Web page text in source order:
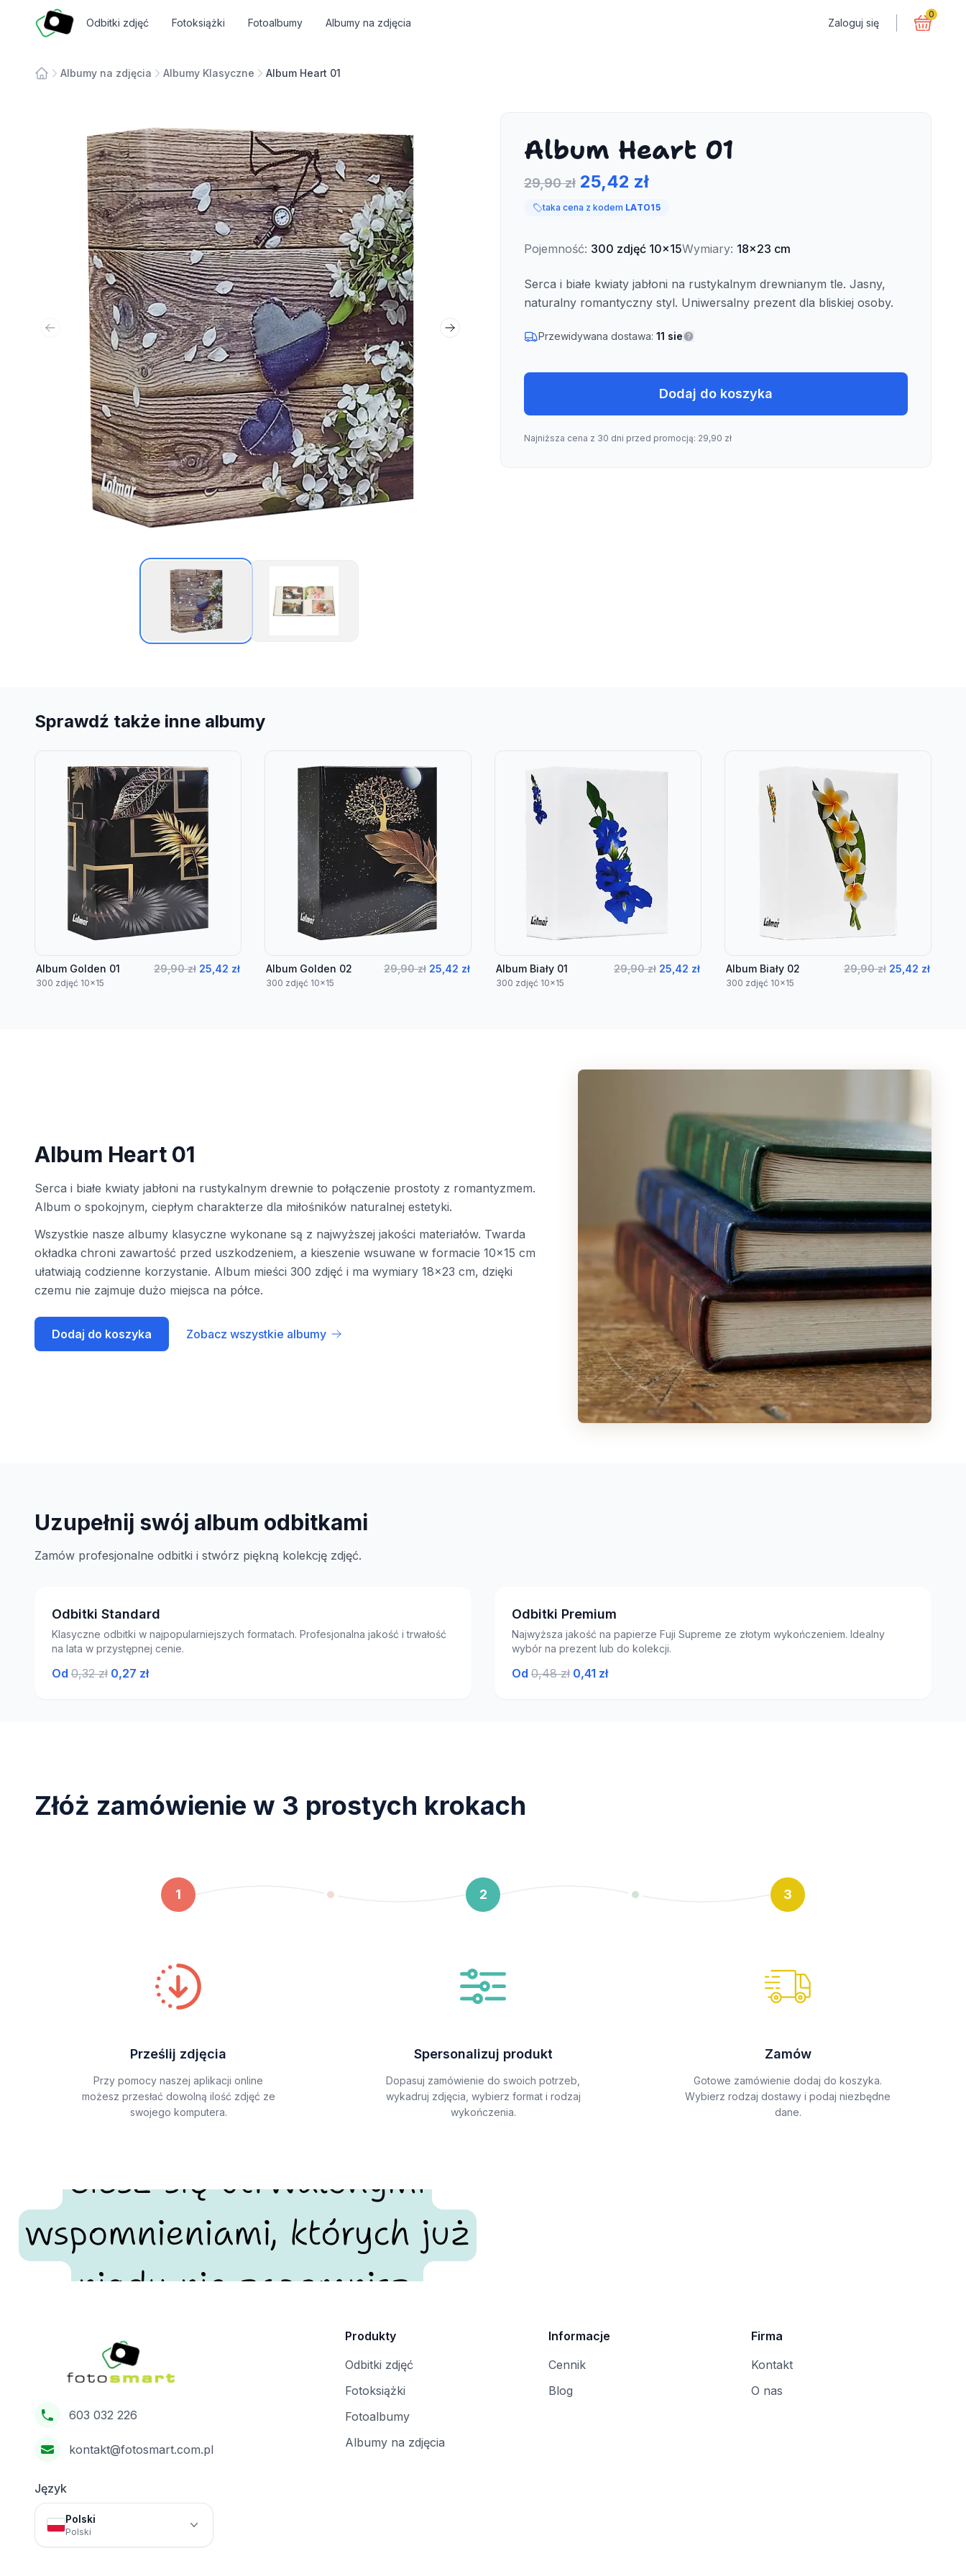
Fotosmart
Odbitki zdjęć Fotoksiążki Fotoalbumy Albumy na zdjęcia Zaloguj się
0
Albumy na zdjęcia Albumy Klasyczne Album Heart 01
Poprzedni slajd Następny slajd
Miniatura zdjęcia Album Heart 01Miniatura zdjęcia Album Heart 01
Album Heart 01
29,90 zł 25,42 zł
taka cena z kodem LATO15
Pojemność: 300 zdjęć 10x15Wymiary: 18x23 cm
Serca i białe kwiaty jabłoni na rustykalnym drewnianym tle. Jasny,
naturalny romantyczny styl. Uniwersalny prezent dla bliskiej osoby.
Przewidywana dostawa: 11 sie
Dodaj do koszyka
Najniższa cena z 30 dni przed promocją: 29,90 zł
Sprawdź także inne albumy
Album Golden 01 29,90 zł 25,42 zł
300 zdjęć 10x15
Album Golden 02 29,90 zł 25,42 zł
300 zdjęć 10x15
Album Biały 01 29,90 zł 25,42 zł
300 zdjęć 10x15
Album Biały 02 29,90 zł 25,42 zł
300 zdjęć 10x15
Album Heart 01
Serca i białe kwiaty jabłoni na rustykalnym drewnie to połączenie prostoty z romantyzmem.
Album o spokojnym, ciepłym charakterze dla miłośników naturalnej estetyki.
Wszystkie nasze albumy klasyczne wykonane są z najwyższej jakości materiałów. Twarda
okładka chroni zawartość przed uszkodzeniem, a kieszenie wsuwane w formacie 10x15 cm
ułatwiają codzienne korzystanie. Album mieści 300 zdjęć i ma wymiary 18x23 cm, dzięki
czemu nie zajmuje dużo miejsca na półce.
Dodaj do koszyka Zobacz wszystkie albumy
Uzupełnij swój album odbitkami
Zamów profesjonalne odbitki i stwórz piękną kolekcję zdjęć.
Odbitki Standard
Klasyczne odbitki w najpopularniejszych formatach. Profesjonalna jakość i trwałość
na lata w przystępnej cenie.
Od 0,32 zł 0,27 zł
Odbitki Premium
Najwyższa jakość na papierze Fuji Supreme ze złotym wykończeniem. Idealny
wybór na prezent lub do kolekcji.
Od 0,48 zł 0,41 zł
Złóż zamówienie w 3 prostych krokach
1
Prześlij zdjęcia
Przy pomocy naszej aplikacji online
możesz przesłać dowolną ilość zdjęć ze
swojego komputera.
2
Spersonalizuj produkt
Dopasuj zamówienie do swoich potrzeb,
wykadruj zdjęcia, wybierz format i rodzaj
wykończenia.
3
Zamów
Gotowe zamówienie dodaj do koszyka.
Wybierz rodzaj dostawy i podaj niezbędne
dane.
Ciesz się utrwalonymi
wspomnieniami, których już
nigdy nie zapomnisz.
603 032 226
kontakt@fotosmart.com.pl
Język
Polski
Polski
Produkty
Odbitki zdjęć
Fotoksiążki
Fotoalbumy
Albumy na zdjęcia
Informacje
Cennik
Blog
Firma
Kontakt
O nas